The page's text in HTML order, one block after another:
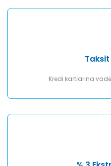
Taksit
Kredi kartlarına